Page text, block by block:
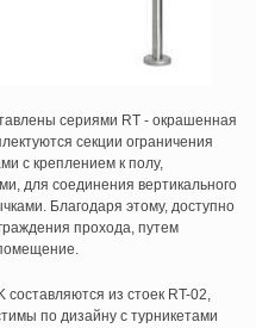
сериями RT - окрашенная
секции ограничения
с креплением к полу,
для соединения вертикального
Благодаря этому, доступно
прохода, путем
из стоек RT-02,
по дизайну с турникетами